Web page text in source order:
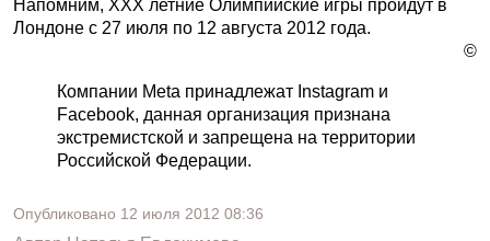
Напомним, ХХХ летние Олимпийские игры пройдут в
Лондоне с 27 июля по 12 августа 2012 года.
©
Компании Meta принадлежат Instagram и
Facebook, данная организация признана
экстремистской и запрещена на территории
Российской Федерации.
Опубликовано 12 июля 2012 08:36